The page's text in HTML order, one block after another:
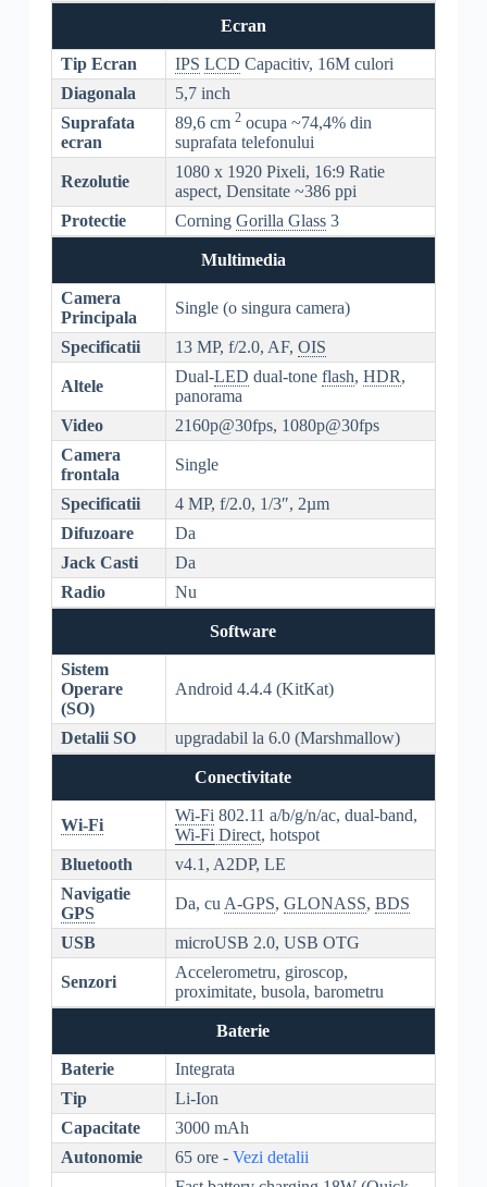
Ecran
Tip Ecran IPS LCD Capacitiv, 16M culori
Diagonala
5,7 inch
Suprafata
ecran
89,6 cm 2ocupa ~74,4% din
suprafata telefonului
Rezolutie
1080 x 1920 Pixeli, 16:9 Ratie
aspect, Densitate ~386 ppi
Protectie
Corning Gorilla Glass3
Multimedia
Camera
Principala
Single (o singura camera)
Specificatii 13 MP, f/2.0, AF, OIS
Altele
Dual-LED dual-tone flash, HDR,
panorama
Video
2160p@30fps, 1080p@30fps
Camera
frontala
Single
Specificatii
4 MP, f/2.0, 1/3″, 2µm
Difuzoare
Da
Jack Casti
Da
Radio
Nu
Software
Sistem
Operare
(SO)
Android 4.4.4 (KitKat)
Detalii SO upgradabil la 6.0 (Marshmallow)
Conectivitate
Wi-Fi
Wi-Fi 802.11 a/b/g/n/ac, dual-band,
Wi-Fi Direct, hotspot
Bluetooth
v4.1, A2DP, LE
Navigatie
GPS
Da, cu A-GPS, GLONASS, BDS
USB microUSB 2.0, USB OTG
Senzori
Accelerometru, giroscop,
proximitate, busola, barometru
Baterie
Baterie
Integrata
Tip
Li-Ion
Capacitate
3000 mAh
Autonomie
65 ore - Vezi detalii